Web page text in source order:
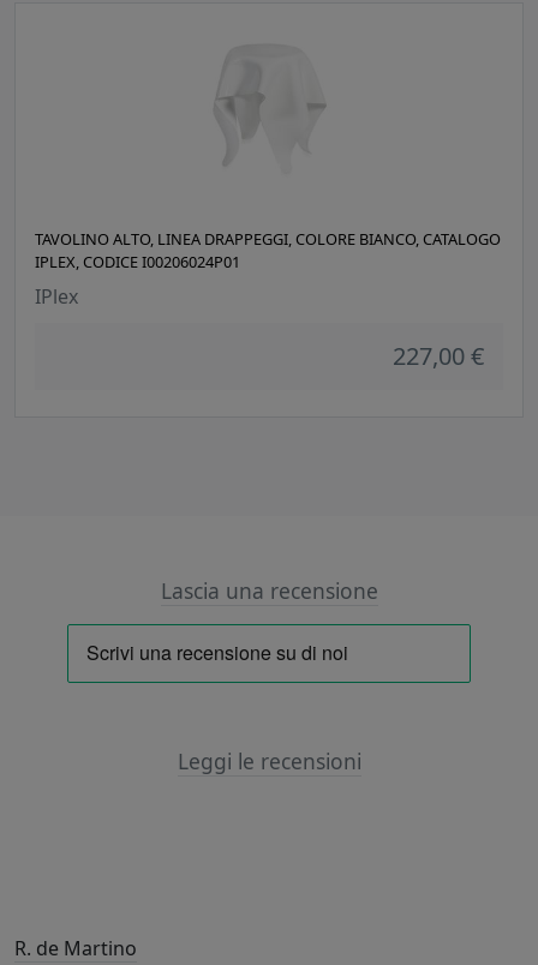
TAVOLINO ALTO, LINEA DRAPPEGGI, COLORE BIANCO, CATALOGO
IPLEX, CODICE I00206024P01
IPlex
227,00 €
Lascia una recensione
Leggi le recensioni
R. de Martino